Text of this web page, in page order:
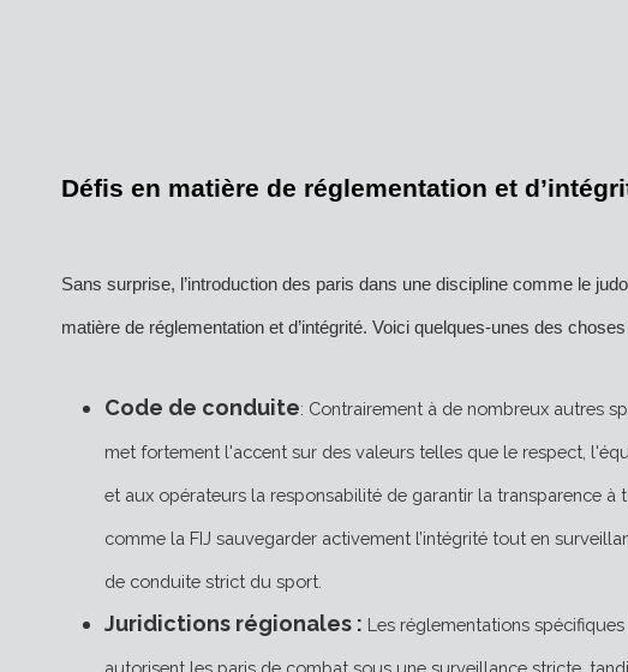
Défis en matière de réglementation et
Sans surprise, l’introduction des paris dans une discipline comme le
matière de réglementation et d’intégrité. Voici quelques-unes des
Code de conduite: Contrairement à de nombreux autres
met fortement l'accent sur des valeurs telles que le respect,
et aux opérateurs la responsabilité de garantir la transparence
comme la FIJ sauvegarder activement l’intégrité tout en
de conduite strict du sport.
Juridictions régionales : Les réglementations
autorisent les paris de combat sous une surveillance stricte,